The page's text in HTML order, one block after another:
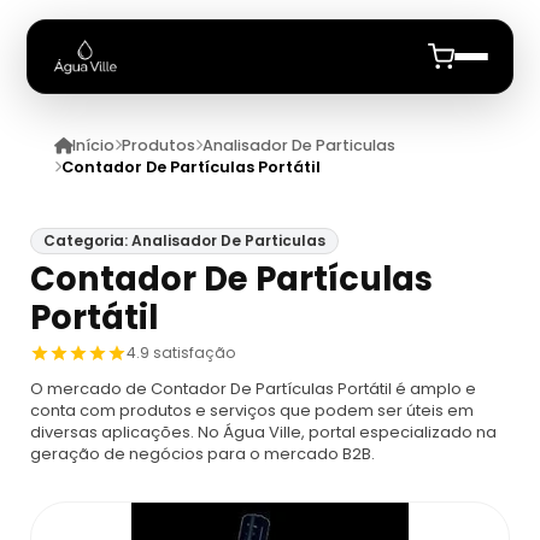
Início
Produtos
Analisador De Leite
Analisador De Leite
Analisador De Leite Ekomilk
Analisador De Leite Lactoscan Mcc
Analisador De Particulas
Analisador De Partículas Para Comprar
Contador De Agua Particular
Analise De Agua
Analise De Efluentes
Anuncie
Início Produtos Analisador De Particulas
Contador De Partículas Portátil
Categoria: Analisador De Particulas
Contador De Partículas
Portátil
4.9 satisfação
O mercado de Contador De Partículas Portátil é amplo e
conta com produtos e serviços que podem ser úteis em
diversas aplicações. No Água Ville, portal especializado na
geração de negócios para o mercado B2B.